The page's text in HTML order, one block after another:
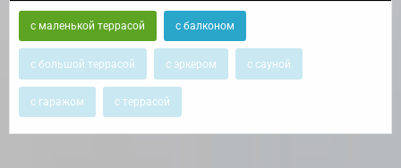
с маленькой террасой с балконом
с большой террасой с эркером с сауной
с гаражом с террасой